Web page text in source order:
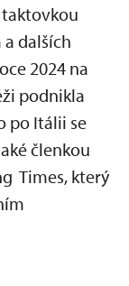
a dalších
2024 na
podnikla
po Itálii se
členkou
Times, který